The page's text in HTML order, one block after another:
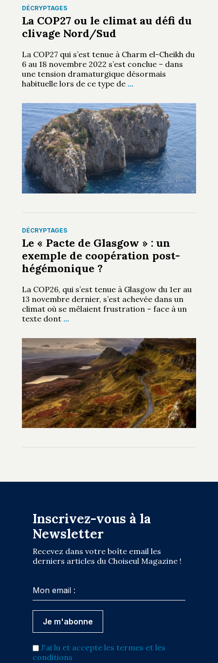
DÉCRYPTAGES
La COP27 ou le climat au défi du
clivage Nord/Sud
La COP27 qui s’est tenue à Charm el-Cheikh du
6 au 18 novembre 2022 s’est conclue – dans
une tension dramaturgique désormais
habituelle lors de ce type de …
DÉCRYPTAGES
Le « Pacte de Glasgow » : un
exemple de coopération post-
hégémonique ?
La COP26, qui s’est tenue à Glasgow du 1er au
13 novembre dernier, s’est achevée dans un
climat où se mêlaient frustration – face à un
texte dont …
Inscrivez-vous à la
Newsletter
Recevez dans votre boîte email les
derniers articles du Choiseul Magazine !
J'ai lu et accepte les termes et les
conditions